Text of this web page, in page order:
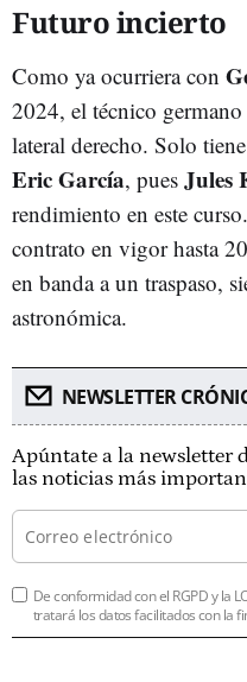
Futuro incierto
Como ya ocurriera con
2024, el técnico
lateral derecho. Solo
Eric García, pues Jules
rendimiento en este
contrato en vigor hasta
en banda a un traspaso,
astronómica.
NEWSLETTER
Apúntate a la newsletter
las noticias más
De conformidad con el RGPD y la
tratará los datos facilitados con la